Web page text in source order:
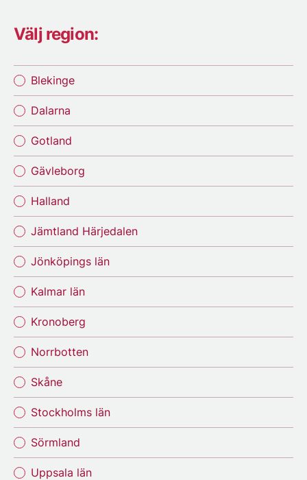
Välj region:
Blekinge
Dalarna
Gotland
Gävleborg
Halland
Jämtland Härjedalen
Jönköpings län
Kalmar län
Kronoberg
Norrbotten
Skåne
Stockholms län
Sörmland
Uppsala län